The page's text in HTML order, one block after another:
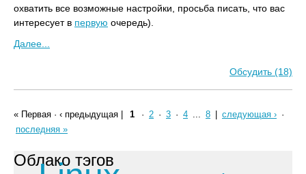
охватить все возможные настройки, просьба писать, что вас
интересует в первую очередь).
Далее...
Обсудить (18)
« Первая · ‹ предыдущая 1 · 2 · 3 · 4 ... 8 следующая › ·
последняя »
Облако тэгов